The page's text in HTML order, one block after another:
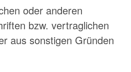
oder anderen
bzw. vertraglichen
aus sonstigen Gründen